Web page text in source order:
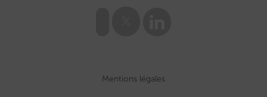
Mentions légales